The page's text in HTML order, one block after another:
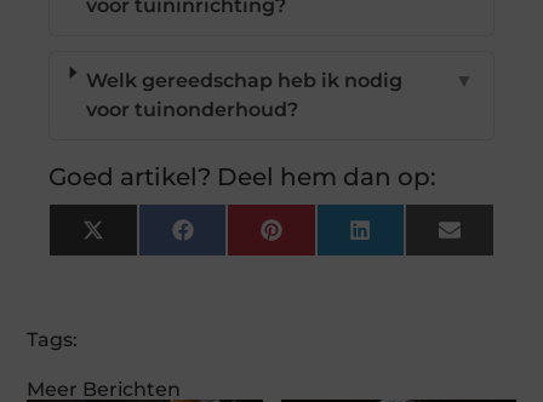
Meer Berichten
voor tuininrichting?
Welk gereedschap heb ik nodig
voor tuinonderhoud?
▼
Goed artikel? Deel hem dan op:
X
(Twitter)
FacebookPinterestLinkedInEmail
Tags: